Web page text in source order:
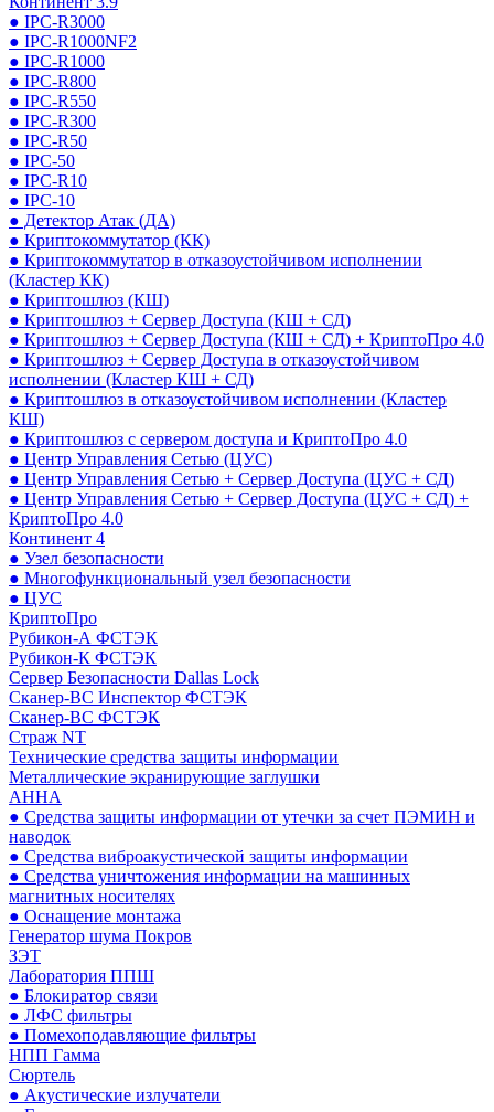
● IPC-R3000
● IPC-R1000NF2
● IPC-R1000
● IPC-R800
● IPC-R550
● IPC-R300
● IPC-R50
● IPC-50
● IPC-R10
● IPC-10
● Детектор Атак (ДА)
● Криптокоммутатор (КК)
● Криптокоммутатор в отказоустойчивом исполнении
(Кластер КК)
● Криптошлюз (КШ)
● Криптошлюз + Сервер Доступа (КШ + СД)
● Криптошлюз + Сервер Доступа (КШ + СД) + КриптоПро 4.0
● Криптошлюз + Сервер Доступа в отказоустойчивом
исполнении (Кластер КШ + СД)
● Криптошлюз в отказоустойчивом исполнении (Кластер
КШ)
● Криптошлюз с сервером доступа и КриптоПро 4.0
● Центр Управления Сетью (ЦУС)
● Центр Управления Сетью + Сервер Доступа (ЦУС + СД)
● Центр Управления Сетью + Сервер Доступа (ЦУС + СД) +
КриптоПро 4.0
Континент 4
● Узел безопасности
● Многофункциональный узел безопасности
● ЦУС
КриптоПро
Рубикон-А ФСТЭК
Рубикон-К ФСТЭК
Сервер Безопасности Dallas Lock
Сканер-ВС Инспектор ФСТЭК
Сканер-ВС ФСТЭК
Страж NT
Технические средства защиты информации
Металлические экранирующие заглушки
АННА
● Средства защиты информации от утечки за счет ПЭМИН и
наводок
● Средства виброакустической защиты информации
● Средства уничтожения информации на машинных
магнитных носителях
● Оснащение монтажа
Генератор шума Покров
ЗЭТ
Лаборатория ППШ
● Блокиратор связи
● ЛФС фильтры
● Помехоподавляющие фильтры
НПП Гамма
Сюртель
● Акустические излучатели